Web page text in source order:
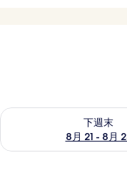
下週末
8月 21 - 8月
查看下週末 (8月 21 - 8月